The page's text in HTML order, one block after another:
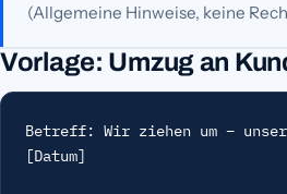
(Allgemeine Hinweise, keine
Vorlage: Umzug an
Betreff: Wir ziehen um –
[Datum]